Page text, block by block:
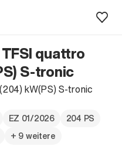
quattro
S-tronic
kW(PS) S-tronic
EZ 01/2026
204 PS
+ 9 weitere